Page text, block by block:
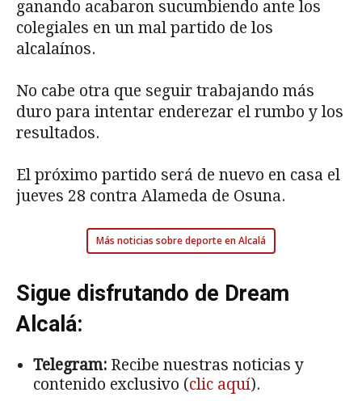
ganando acabaron sucumbiendo ante los
colegiales en un mal partido de los
alcalaínos.
No cabe otra que seguir trabajando más
duro para intentar enderezar el rumbo y los
resultados.
El próximo partido será de nuevo en casa el
jueves 28 contra Alameda de Osuna.
Más noticias sobre deporte en Alcalá
Sigue disfrutando de Dream
Alcalá:
Telegram: Recibe nuestras noticias y
contenido exclusivo (clic aquí).